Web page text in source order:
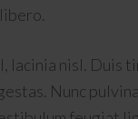
nisl. Duis
Nunc